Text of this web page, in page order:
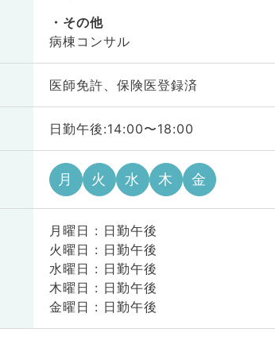
その他
病棟コンサル
医師免許、保険医登録済
日勤午後:14:00〜18:00
月 火 水 木 金
月曜日 : 日勤午後
火曜日 : 日勤午後
水曜日 : 日勤午後
木曜日 : 日勤午後
金曜日 : 日勤午後